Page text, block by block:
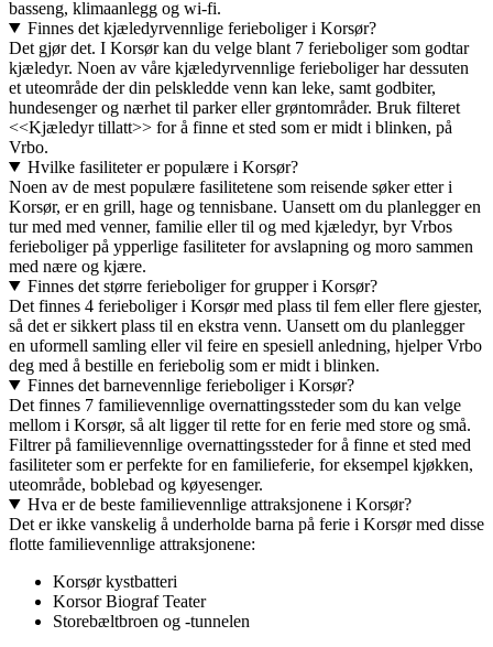
basseng, klimaanlegg og wi-fi.
Finnes det kjæledyrvennlige ferieboliger i Korsør?
Det gjør det. I Korsør kan du velge blant 7 ferieboliger som godtar
kjæledyr. Noen av våre kjæledyrvennlige ferieboliger har dessuten
et uteområde der din pelskledde venn kan leke, samt godbiter,
hundesenger og nærhet til parker eller grøntområder. Bruk filteret
<<Kjæledyr tillatt>> for å finne et sted som er midt i blinken, på
Vrbo.
Hvilke fasiliteter er populære i Korsør?
Noen av de mest populære fasilitetene som reisende søker etter i
Korsør, er en grill, hage og tennisbane. Uansett om du planlegger en
tur med med venner, familie eller til og med kjæledyr, byr Vrbos
ferieboliger på ypperlige fasiliteter for avslapning og moro sammen
med nære og kjære.
Finnes det større ferieboliger for grupper i Korsør?
Det finnes 4 ferieboliger i Korsør med plass til fem eller flere gjester,
så det er sikkert plass til en ekstra venn. Uansett om du planlegger
en uformell samling eller vil feire en spesiell anledning, hjelper Vrbo
deg med å bestille en feriebolig som er midt i blinken.
Finnes det barnevennlige ferieboliger i Korsør?
Det finnes 7 familievennlige overnattingssteder som du kan velge
mellom i Korsør, så alt ligger til rette for en ferie med store og små.
Filtrer på familievennlige overnattingssteder for å finne et sted med
fasiliteter som er perfekte for en familieferie, for eksempel kjøkken,
uteområde, boblebad og køyesenger.
Hva er de beste familievennlige attraksjonene i Korsør?
Det er ikke vanskelig å underholde barna på ferie i Korsør med disse
flotte familievennlige attraksjonene:
Korsør kystbatteri
Korsor Biograf Teater
Storebæltbroen og -tunnelen